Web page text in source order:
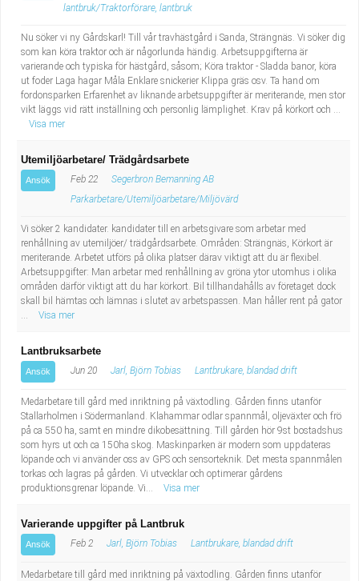
lantbruk/Traktorförare, lantbruk
Nu söker vi ny Gårdskarl! Till vår travhästgård i Sanda, Strängnäs. Vi söker dig
som kan köra traktor och är någorlunda händig. Arbetsuppgifterna är
varierande och typiska för hästgård, såsom; Köra traktor - Sladda banor, köra
ut foder Laga hagar Måla Enklare snickerier Klippa gräs osv. Ta hand om
fordonsparken Erfarenhet av liknande arbetsuppgifter är meriterande, men stor
vikt läggs vid rätt inställning och personlig lämplighet. Krav på körkort och ...
Visa mer
Utemiljöarbetare/ Trädgårdsarbete
Ansök Feb 22
Segerbron Bemanning AB
Parkarbetare/Utemiljöarbetare/Miljövärd
Vi söker 2 kandidater. kandidater till en arbetsgivare som arbetar med
renhållning av utemiljöer/ trädgårdsarbete. Områden: Strängnäs, Körkort är
meriterande. Arbetet utförs på olika platser därav viktigt att du är flexibel.
Arbetsuppgifter: Man arbetar med renhållning av gröna ytor utomhus i olika
områden därför viktigt att du har körkort. Bil tillhandahålls av företaget dock
skall bil hämtas och lämnas i slutet av arbetspassen. Man håller rent på gator
...
Visa mer
Lantbruksarbete
Ansök Jun 20 Jarl, Björn Tobias Lantbrukare, blandad drift
Medarbetare till gård med inriktning på växtodling. Gården finns utanför
Stallarholmen i Södermanland. Klahammar odlar spannmål, oljeväxter och frö
på ca 550 ha, samt en mindre dikobesättning. Till gården hör 9st bostadshus
som hyrs ut och ca 150ha skog. Maskinparken är modern som uppdateras
löpande och vi använder oss av GPS och sensorteknik. Det mesta spannmålen
torkas och lagras på gården. Vi utvecklar och optimerar gårdens
produktionsgrenar löpande. Vi...
Visa mer
Varierande uppgifter på Lantbruk
Ansök Feb 2 Jarl, Björn Tobias Lantbrukare, blandad drift
Medarbetare till gård med inriktning på växtodling. Gården finns utanför